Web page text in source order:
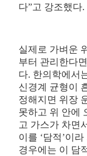
다”고 강조했다.
실제로 가벼운
부터 관리한다
다. 한의학에서
신경계 균형이
정해지면 위장
못하고 위 안에
고 가스가 차면
이를 ‘담적’이
경우에는 이 담